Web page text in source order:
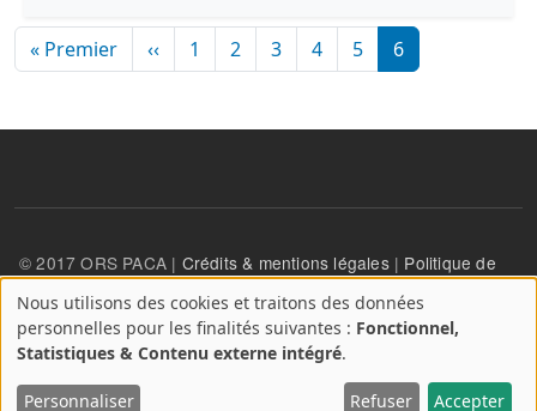
Pagination
« PremierPremière page
‹‹Page précédente
1 2 3 4 5 6
© 2017 ORS PACA | Crédits & mentions légales| Politique de
confidentialité
User account menu
Se connecter
A
propos
cookies
Nous utilisons des cookies et traitons des données
personnelles pour les finalités suivantes : Fonctionnel,
Statistiques & Contenu externe intégré.
Personnaliser Refuser Accepter